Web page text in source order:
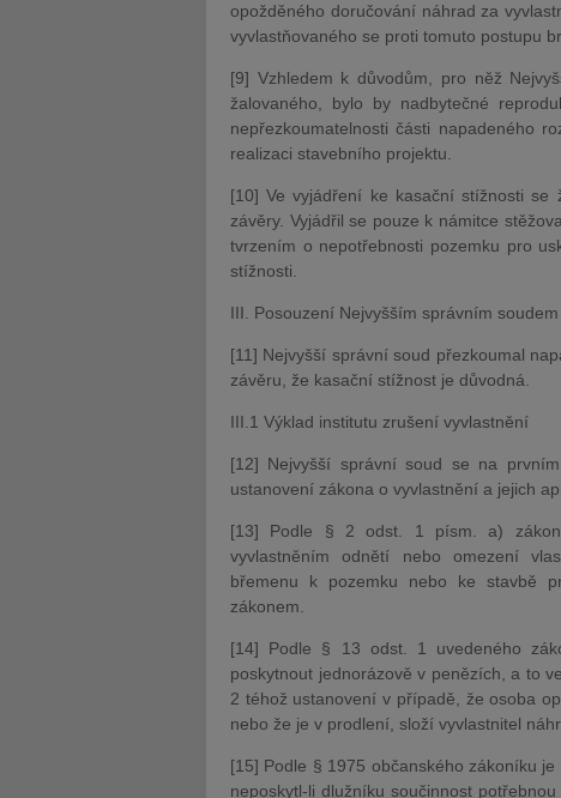
opožděného doručování náhrad za
vyvlastňovaného se proti tomuto postupu
[9] Vzhledem k důvodům, pro něž
žalovaného, bylo by nadbytečné
nepřezkoumatelnosti části napadeného
realizaci stavebního projektu.
[10] Ve vyjádření ke kasační stížnosti se
závěry. Vyjádřil se pouze k námitce
tvrzením o nepotřebnosti pozemku pro
stížnosti.
III. Posouzení Nejvyšším správním soudem
[11] Nejvyšší správní soud přezkoumal
závěru, že kasační stížnost je důvodná.
III.1 Výklad institutu zrušení vyvlastnění
[12] Nejvyšší správní soud se na
ustanovení zákona o vyvlastnění a jejich
[13] Podle § 2 odst. 1 písm. a)
vyvlastněním odnětí nebo omezení
břemenu k pozemku nebo ke stavbě
zákonem.
[14] Podle § 13 odst. 1 uvedeného
poskytnout jednorázově v penězích, a to
2 téhož ustanovení v případě, že osoba
nebo že je v prodlení, složí vyvlastnitel
[15] Podle § 1975 občanského zákoníku
neposkytl-li dlužníku součinnost